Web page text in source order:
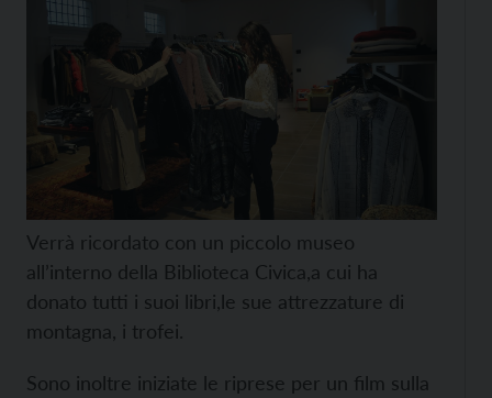
Verrà ricordato con un piccolo museo
all’interno della Biblioteca Civica,a cui ha
donato tutti i suoi libri,le sue attrezzature di
montagna, i trofei.
Sono inoltre iniziate le riprese per un film sulla